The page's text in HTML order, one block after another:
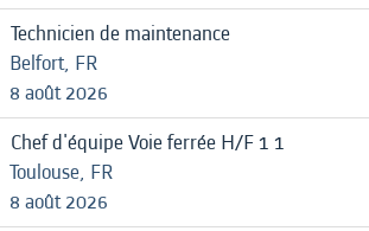
Technicien de maintenance
Belfort, FR
8 août 2026
Chef d'équipe Voie ferrée H/F 1 1
Toulouse, FR
8 août 2026